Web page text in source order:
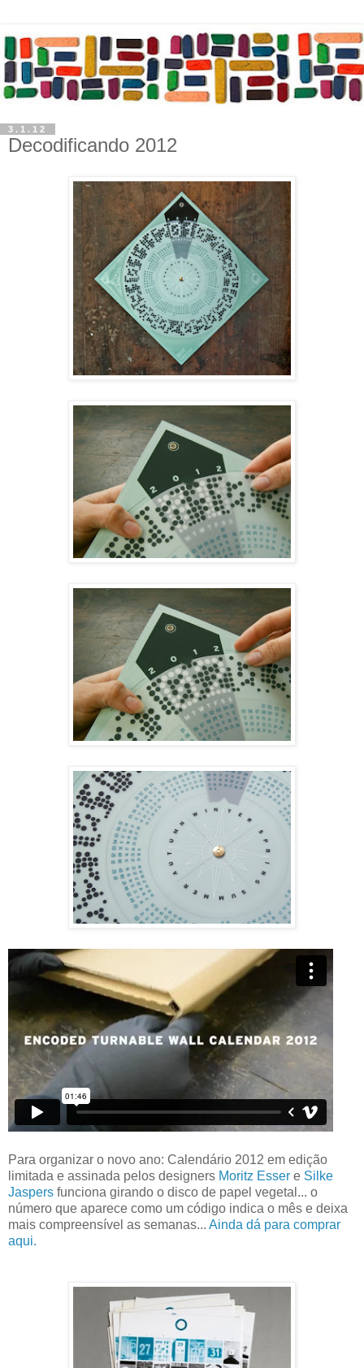
3.1.12
Decodificando 2012
Para organizar o novo ano: Calendário 2012 em edição
limitada e assinada pelos designers Moritz Esser e Silke
Jaspers funciona girando o disco de papel vegetal... o
número que aparece como um código indica o mês e deixa
mais compreensível as semanas... Ainda dá para comprar
aqui.